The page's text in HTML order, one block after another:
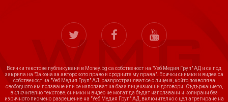
Всички текстове публикувани в Money.bg са собственост на "Уеб Медия Груп" АД и са под
закрила на "Закона за авторското право и сродните му права". Всички снимки и видеа са
собственост на "Уеб Медия Груп" АД, разпространяват се с лиценз, който позволява
свободното им ползване или се използват на база лицензионни договори. Съдържанието,
включително текстове, снимки и видео не могат да бъдат използвани и копирани без
изричното писмено разрешение на "Уеб Медия Груп" АД, включително с цел агрегиране на